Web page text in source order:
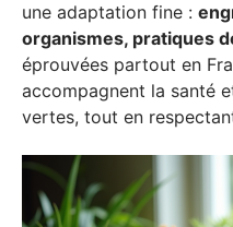
une adaptation fine :
organismes, pratiques
éprouvées partout en
accompagnent la santé
vertes, tout en